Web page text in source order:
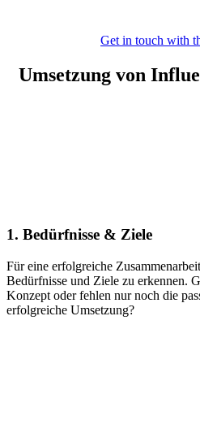
Get in touch with
Umsetzung von
1. Bedürfnisse & Ziele
Für eine erfolgreiche
Bedürfnisse und Ziele zu erkennen.
Konzept oder fehlen nur noch die
erfolgreiche Umsetzung?